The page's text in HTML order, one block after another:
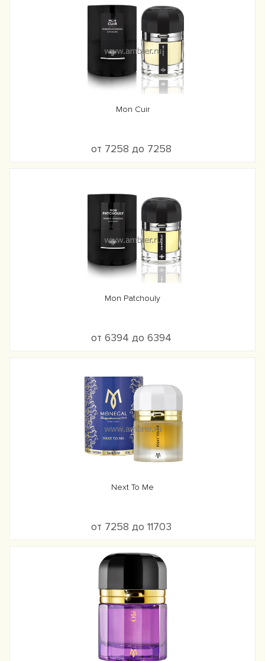
Mon Cuir
от 7258 до 7258
Mon Patchouly
от 6394 до 6394
Next To Me
от 7258 до 11703